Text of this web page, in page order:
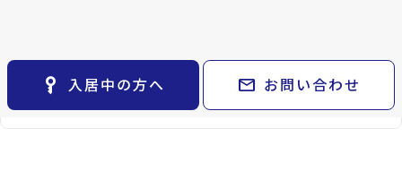
検索条件
閲覧履歴 keyboard_arrow_right
key_vertical 入居中の方へ mail お問い合わせ
現在募集中の物件
2階 space_dashboard30.64m² currency_yen71000 arrow_forward